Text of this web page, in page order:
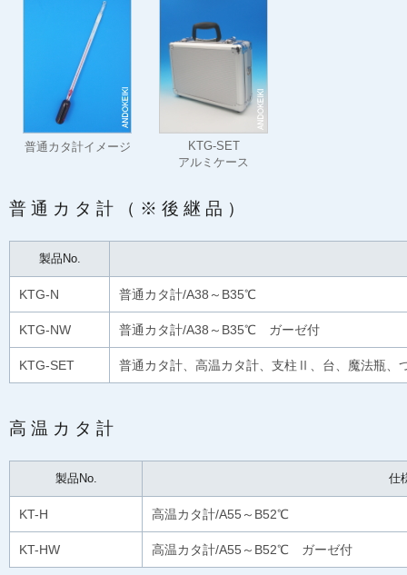
普通カタ計イメージ
KTG-SET
アルミケース
普通カタ計（※後継品）
製品No.
KTG-N 普通カタ計/A38～B35℃
KTG-NW 普通カタ計/A38～B35℃ ガーゼ付
KTG-SET 普通カタ計、高温カタ計、支柱Ⅱ、台、魔法瓶、
高温カタ計
製品No. 仕
KT-H 高温カタ計/A55～B52℃
KT-HW 高温カタ計/A55～B52℃ ガーゼ付